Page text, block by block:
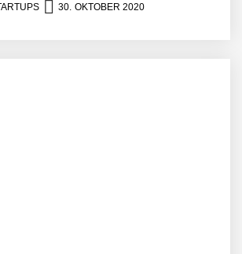
30. OKTOBER 2020